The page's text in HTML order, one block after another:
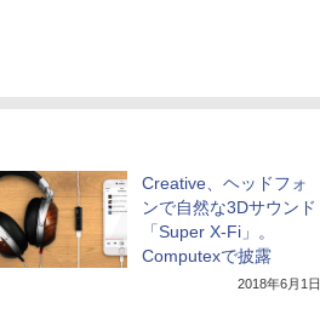
Creative、ヘッドフォ
ンで自然な3Dサウンド
「Super X-Fi」。
Computexで披露
2018年6月1日